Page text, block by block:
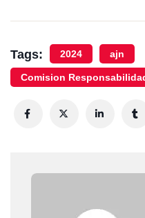
Tags: 2024 ajn
Comision